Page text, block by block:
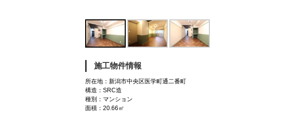
施工物件情報
所在地：新潟市中央区医学町通二番町
構造：SRC造
種別：マンション
面積：20.66㎡